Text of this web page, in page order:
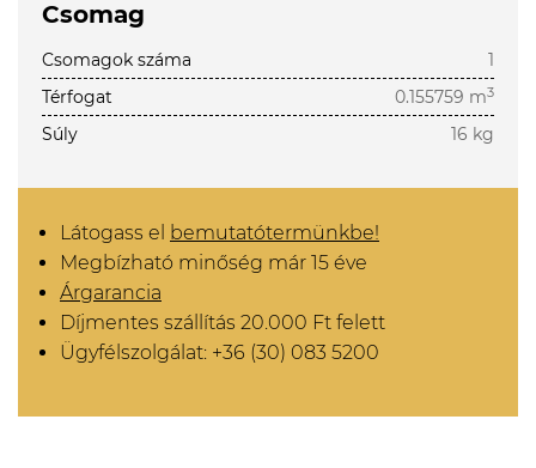
Csomag
Csomagok száma
1
Térfogat
0.155759 m3
Súly 16 kg
Látogass el bemutatótermünkbe!
Megbízható minőség már 15 éve
Árgarancia
Díjmentes szállítás 20.000 Ft felett
Ügyfélszolgálat: +36 (30) 083 5200